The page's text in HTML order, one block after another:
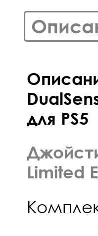
для PS5
Limited